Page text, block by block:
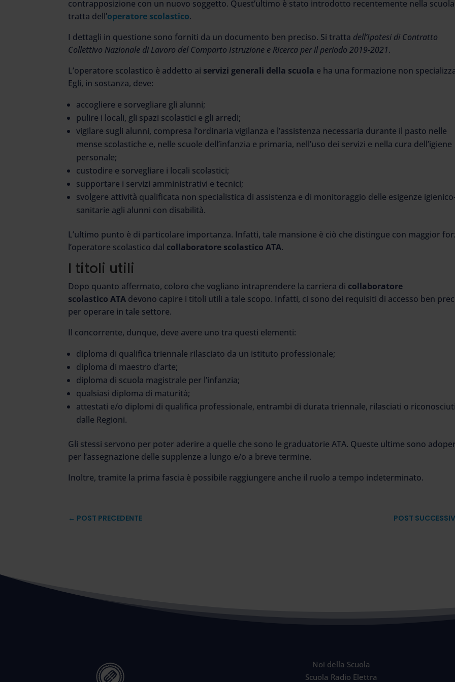
contrapposizione con un nuovo soggetto. Quest’ultimo è stato introdotto recentemente nella
tratta dell’operatore scolastico.
I dettagli in questione sono forniti da un documento ben preciso. Si tratta dell’Ipotesi di Contratto
Collettivo Nazionale di Lavoro del Comparto Istruzione e Ricerca per il periodo 2019-2021.
L’operatore scolastico è addetto ai servizi generali della scuola e ha una formazione non
Egli, in sostanza, deve:
accogliere e sorvegliare gli alunni;
pulire i locali, gli spazi scolastici e gli arredi;
vigilare sugli alunni, compresa l’ordinaria vigilanza e l’assistenza necessaria durante il pasto nelle
mense scolastiche e, nelle scuole dell’infanzia e primaria, nell’uso dei servizi e nella cura dell’igiene
personale;
custodire e sorvegliare i locali scolastici;
supportare i servizi amministrativi e tecnici;
svolgere attività qualificata non specialistica di assistenza e di monitoraggio delle esigenze
sanitarie agli alunni con disabilità.
L’ultimo punto è di particolare importanza. Infatti, tale mansione è ciò che distingue con maggior
l’operatore scolastico dal collaboratore scolastico ATA.
I titoli utili
Dopo quanto affermato, coloro che vogliano intraprendere la carriera di collaboratore
scolastico ATA devono capire i titoli utili a tale scopo. Infatti, ci sono dei requisiti di accesso ben
per operare in tale settore.
Il concorrente, dunque, deve avere uno tra questi elementi:
diploma di qualifica triennale rilasciato da un istituto professionale;
diploma di maestro d’arte;
diploma di scuola magistrale per l’infanzia;
qualsiasi diploma di maturità;
attestati e/o diplomi di qualifica professionale, entrambi di durata triennale, rilasciati o riconosciuti
dalle Regioni.
Gli stessi servono per poter aderire a quelle che sono le graduatorie ATA. Queste ultime sono
per l’assegnazione delle supplenze a lungo e/o a breve termine.
Inoltre, tramite la prima fascia è possibile raggiungere anche il ruolo a tempo indeterminato.
← POST PRECEDENTE POST
Noi della Scuola
Scuola Radio Elettra